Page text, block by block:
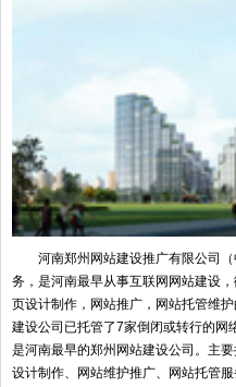
河南郑州网站建设推广有限公司（
务，是河南最早从事互联网网站建设
页设计制作，网站推广，网站托管维
建设公司已托管了7家倒闭或转行的网
是河南最早的郑州网站建设公司。主
设计制作、网站维护推广、网站托管